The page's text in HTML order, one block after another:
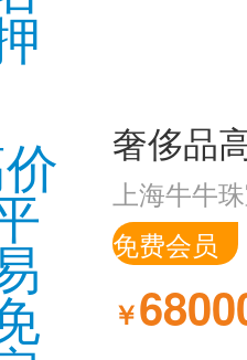
上海牛牛
免费会员
￥